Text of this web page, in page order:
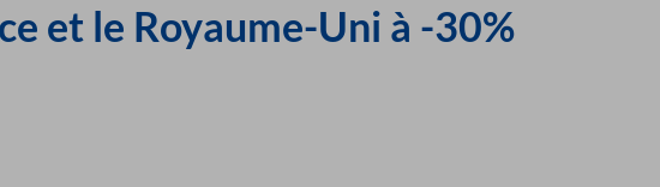
et le Royaume-Uni à -30%